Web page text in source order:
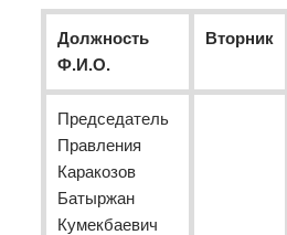
Должность
Ф.И.О.
Вторник
Председатель
Правления
Каракозов
Батыржан
Кумекбаевич